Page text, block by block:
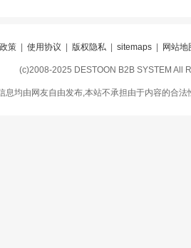
策 使用协议 版权隐私 sitemaps 网站地
(c)2008-2025 DESTOON B2B SYSTEM All
息均由网友自由发布,本站不承担由于内容的合法